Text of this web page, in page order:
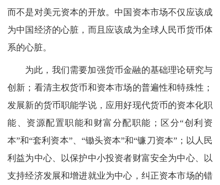
而不是对美元资本的开放。中国资本市场不仅应该成
为中国经济的心脏，而且应该成为全球人民币货币体
系的心脏。
为此，我们需要加强货币金融的基础理论研究与
创新；看清主权货币和资本市场的普遍性和特殊性；
发展新的货币职能学说，应用好现代货币的资本化职
能、资源配置职能和财富分配职能；区分“创利资
本”和“套利资本”、“锄头资本”和“镰刀资本”；以人民
利益为中心、以保护中小投资者财富安全为中心、以
支持经济发展和增进就业为中心，纠正资本市场的错